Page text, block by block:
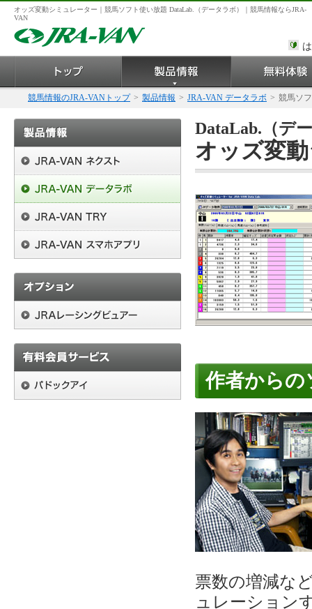
オッズ変動シミュレーター｜競馬ソフト使い放題 DataLab.（データラボ）｜競馬情報ならJRA-
VAN
競馬情報のJRA-VANトップ > 製品情報 > JRA-VAN データラボ > 競馬ソ
DataLab.（デ
オッズ変
作者からの
票数の増減な
ュレーション